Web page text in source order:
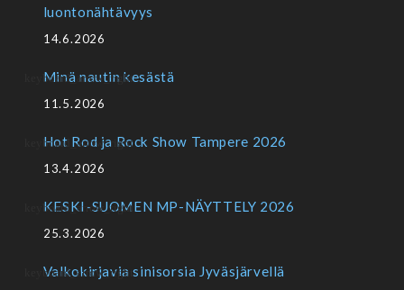
luontonähtävyys
14.6.2026
Minä nautin kesästä
11.5.2026
Hot Rod ja Rock Show Tampere 2026
13.4.2026
KESKI-SUOMEN MP-NÄYTTELY 2026
25.3.2026
Valkokirjavia sinisorsia Jyväsjärvellä